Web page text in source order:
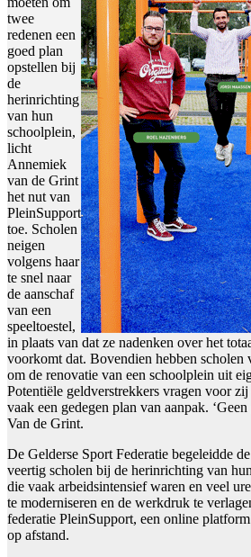
twee
redenen een
goed plan
opstellen bij
de
herinrichting
van hun
schoolplein,
licht
Annemiek
van de Grint
het nut van
PleinSupport
toe. Scholen
neigen
volgens haar
te snel naar
de aanschaf
van een
speeltoestel,
in plaats van dat ze nadenken over het
voorkomt dat. Bovendien hebben scholen
om de renovatie van een schoolplein uit
Potentiële geldverstrekkers vragen voor
vaak een gedegen plan van aanpak.
Van de Grint.
De Gelderse Sport Federatie begeleidde
veertig scholen bij de herinrichting van
die vaak arbeidsintensief waren en veel
te moderniseren en de werkdruk te
federatie PleinSupport, een online
op afstand.